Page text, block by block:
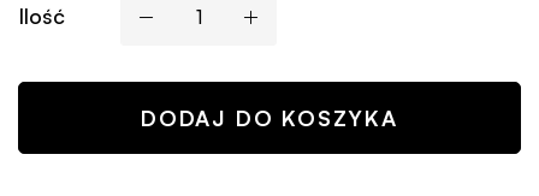
Ilość
DODAJ DO KOSZYKA